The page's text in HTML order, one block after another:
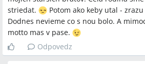
striedat.
Potom ako keby utal -
Dodnes nevieme co s nou bolo. A
motto mas v pase.
Odpovedz